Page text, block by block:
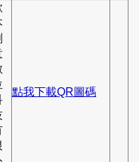
點我下載QR圖碼